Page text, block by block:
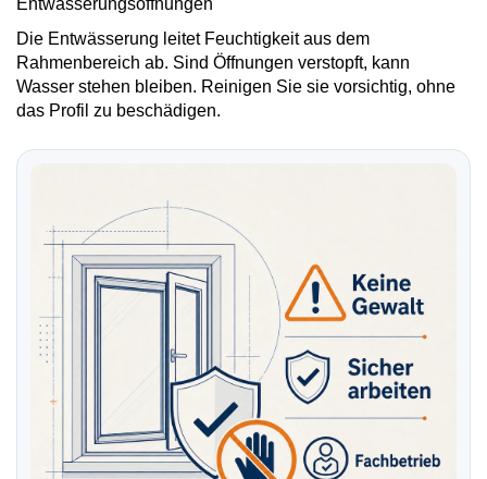
Entwässerungsöffnungen
Die Entwässerung leitet Feuchtigkeit aus dem
Rahmenbereich ab. Sind Öffnungen verstopft, kann
Wasser stehen bleiben. Reinigen Sie sie vorsichtig, ohne
das Profil zu beschädigen.